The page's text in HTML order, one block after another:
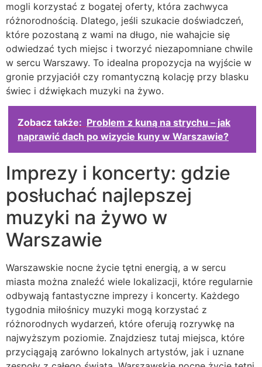
mogli korzystać z bogatej oferty, która zachwyca
różnorodnością. Dlatego, jeśli szukacie doświadczeń,
które pozostaną z wami na długo, nie wahajcie się
odwiedzać tych miejsc i tworzyć niezapomniane chwile
w sercu Warszawy. To idealna propozycja na wyjście w
gronie przyjaciół czy romantyczną kolację przy blasku
świec i dźwiękach muzyki na żywo.
Zobacz także: Problem z kuną na strychu – jak
naprawić dach po wizycie kuny w Warszawie?
Imprezy i koncerty: gdzie
posłuchać najlepszej
muzyki na żywo w
Warszawie
Warszawskie nocne życie tętni energią, a w sercu
miasta można znaleźć wiele lokalizacji, które regularnie
odbywają fantastyczne imprezy i koncerty. Każdego
tygodnia miłośnicy muzyki mogą korzystać z
różnorodnych wydarzeń, które oferują rozrywkę na
najwyższym poziomie. Znajdziesz tutaj miejsca, które
przyciągają zarówno lokalnych artystów, jak i uznane